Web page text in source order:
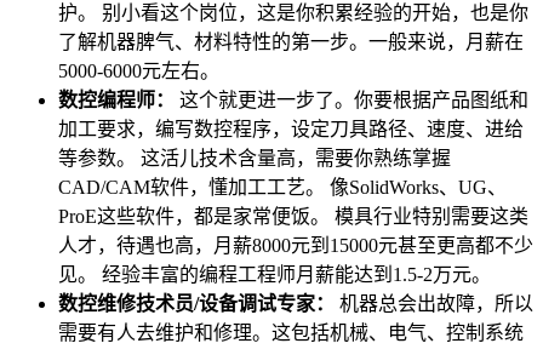
护。 别小看这个岗位，这是你积累经验的开始，也是你
了解机器脾气、材料特性的第一步。一般来说，月薪在
5000-6000元左右。
数控编程师：
这个就更进一步了。你要根据产品图纸和
加工要求，编写数控程序，设定刀具路径、速度、进给
等参数。 这活儿技术含量高，需要你熟练掌握
CAD/CAM软件，懂加工工艺。 像SolidWorks、UG、
ProE这些软件，都是家常便饭。 模具行业特别需要这类
人才，待遇也高，月薪8000元到15000元甚至更高都不少
见。 经验丰富的编程工程师月薪能达到1.5-2万元。
数控维修技术员/设备调试专家：
机器总会出故障，所以
需要有人去维护和修理。这包括机械、电气、控制系统